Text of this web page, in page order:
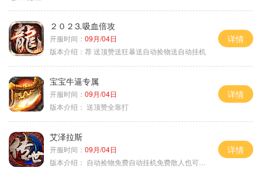
２０２⒊吸血倍攻
开服时间： 09月/04日
版本介绍： 荐 送顶赞送狂暴送自动捡物送自动挂机
详情
宝宝牛逼专属
开服时间： 09月/04日
版本介绍： 送顶赞全靠打
详情
艾泽拉斯
开服时间： 09月/04日
版本介绍： 自动捡物免费自动挂机免费散人也可毕业
详情